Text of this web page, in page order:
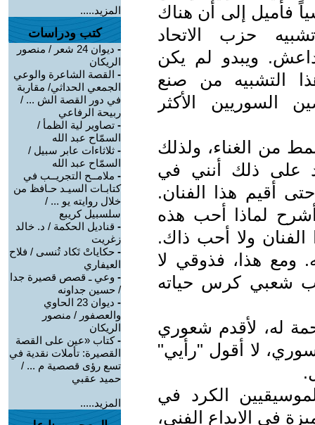
فأميل إلى أن هناك
حزب الاتحاد
ويبدو لم يكن
التشبيه من صنع
السوريين الأكثر
من الغناء، ولذلك
على ذلك أنني في
أقيم هذا الفنان.
لماذا أحب هذه
الفنان ولا أحب ذاك.
ومع هذا، فذوقي لا
شعبي كرس حياته
له، لأقدم شعوري
لا أقول "رأيي"
الكرد في
في الابداع الفني،
المزيد.....
كتب ودراسات
-
ديوان 24 شعر / منصور
الريكان
- القصة الشاعرة والوعي
الجمعي الحداثي/ مقاربة
في دور القصة الش ... /
ربيحة الرفاعي
- تصاوير لية الظمأ /
السمّاح عبد الله
- ثلاثاءات عابر سبيل /
السمّاح عبد الله
- ملامــح التجريــب في
كتابـات السيـد حـافظ من
خلال روايته يو ... /
سلسبيل كريبع
- قناديل الحكمة / د. خالد
زغريت
- حكاياتْ تَكاد تُنسى / فلاح
العيفاري
- وعي ـ قصص قصيرة جدا
/ حسين جداونه
-
ديوان 23 الحاوي
والعصفور / منصور
الريكان
-كتاب «عين على القصة
القصيرة: تأملات نقدية في
تسع رؤى قصصية م ... /
حميد عقبي
المزيد.....